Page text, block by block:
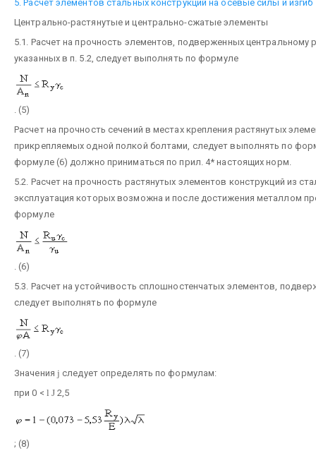
5. Расчет элементов стальных конструкций на осевые силы и изгиб
Центрально-растянутые и центрально-сжатые элементы
5.1. Расчет на прочность элементов, подверженных
указанных в п. 5.2, следует выполнять по формуле
. (5)
Расчет на прочность сечений в местах крепления растянутых
прикрепляемых одной полкой болтами, следует выполнять по
формуле (6) должно приниматься по прил. 4* настоящих норм.
5.2. Расчет на прочность растянутых элементов конструкций из
эксплуатация которых возможна и после достижения металлом
формуле
. (6)
5.3. Расчет на устойчивость сплошностенчатых элементов,
следует выполнять по формуле
. (7)
Значения j следует определять по формулам:
при 0 < l Ј 2,5
; (8)